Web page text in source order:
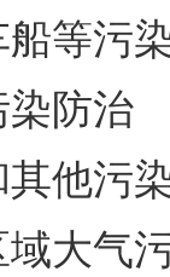
等污
防治
他污
大气